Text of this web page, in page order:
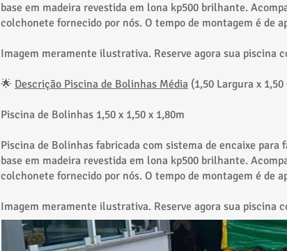
base em madeira revestida em lona kp500 brilhante.
colchonete fornecido por nós. O tempo de montagem é de
Imagem meramente ilustrativa. Reserve agora sua piscina
🌟 Descrição Piscina de Bolinhas Média (1,50 Largura x
Piscina de Bolinhas 1,50 x 1,50 x 1,80m
Piscina de Bolinhas fabricada com sistema de encaixe
base em madeira revestida em lona kp500 brilhante.
colchonete fornecido por nós. O tempo de montagem é de
Imagem meramente ilustrativa. Reserve agora sua piscina